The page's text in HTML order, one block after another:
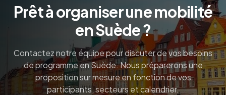
Prêt à organiser une mobilité
en Suède ?
Contactez notre équipe pour discuter de vos besoins
de programme en Suède. Nous préparerons une
proposition sur mesure en fonction de vos
participants, secteurs et calendrier.